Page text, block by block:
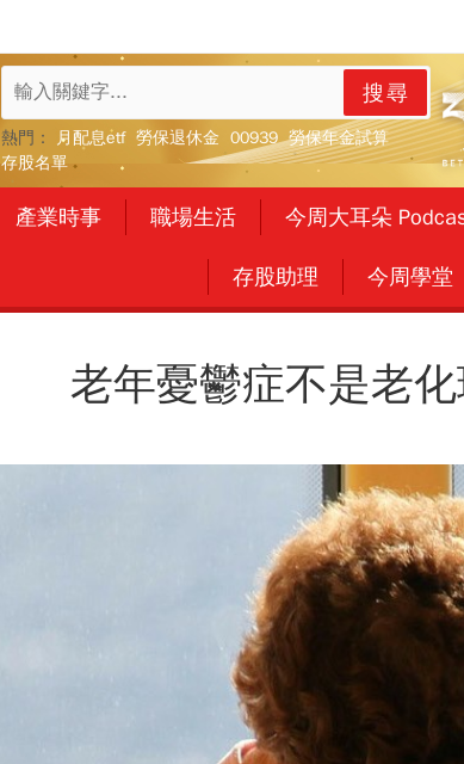
搜尋
熱門： 月配息etf 勞保退休金 00939 勞保年金試算
存股名單
產業時事 職場生活 今周大耳朵
存股助理 今周學堂
老年憂鬱症不是老